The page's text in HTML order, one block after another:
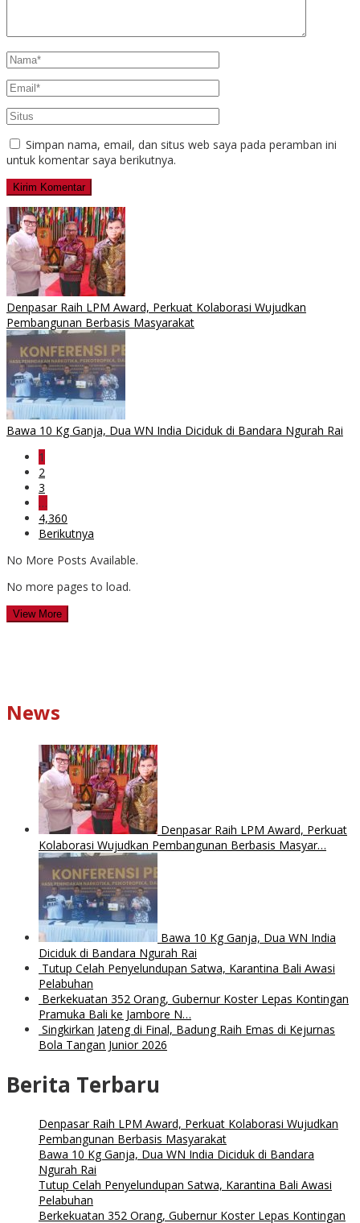
Simpan nama, email, dan situs web saya pada peramban ini
untuk komentar saya berikutnya.
Denpasar Raih LPM Award, Perkuat Kolaborasi Wujudkan
Pembangunan Berbasis Masyarakat
Bawa 10 Kg Ganja, Dua WN India Diciduk di Bandara Ngurah Rai
1
2
3
…
4,360
Berikutnya
No More Posts Available.
No more pages to load.
View More
News
Denpasar Raih LPM Award, Perkuat
Kolaborasi Wujudkan Pembangunan Berbasis Masyar…
Bawa 10 Kg Ganja, Dua WN India
Diciduk di Bandara Ngurah Rai
Tutup Celah Penyelundupan Satwa, Karantina Bali Awasi
Pelabuhan
Berkekuatan 352 Orang, Gubernur Koster Lepas Kontingan
Pramuka Bali ke Jambore N…
Singkirkan Jateng di Final, Badung Raih Emas di Kejurnas
Bola Tangan Junior 2026
Berita Terbaru
Denpasar Raih LPM Award, Perkuat Kolaborasi Wujudkan
Pembangunan Berbasis Masyarakat
Bawa 10 Kg Ganja, Dua WN India Diciduk di Bandara
Ngurah Rai
Tutup Celah Penyelundupan Satwa, Karantina Bali Awasi
Pelabuhan
Berkekuatan 352 Orang, Gubernur Koster Lepas Kontingan